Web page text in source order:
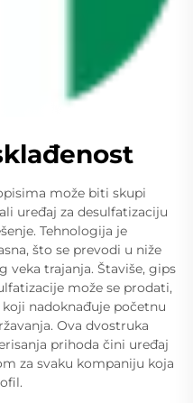
može biti skupi
uređaj za desulfatizaciju
Tehnologija je
što se prevodi u niže
veka trajanja. Štaviše, gips
može se prodati,
nadoknađuje početnu
Ova dvostruka
prihoda čini uređaj
za svaku kompaniju koja